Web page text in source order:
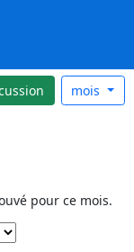
mois
pour ce mois.